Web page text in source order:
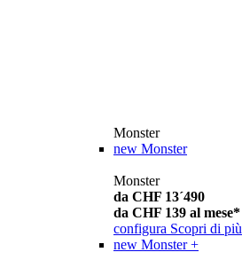
Monster
new Monster
Monster
da CHF 13´490
da CHF 139 al mese*
configura Scopri di più
new Monster +